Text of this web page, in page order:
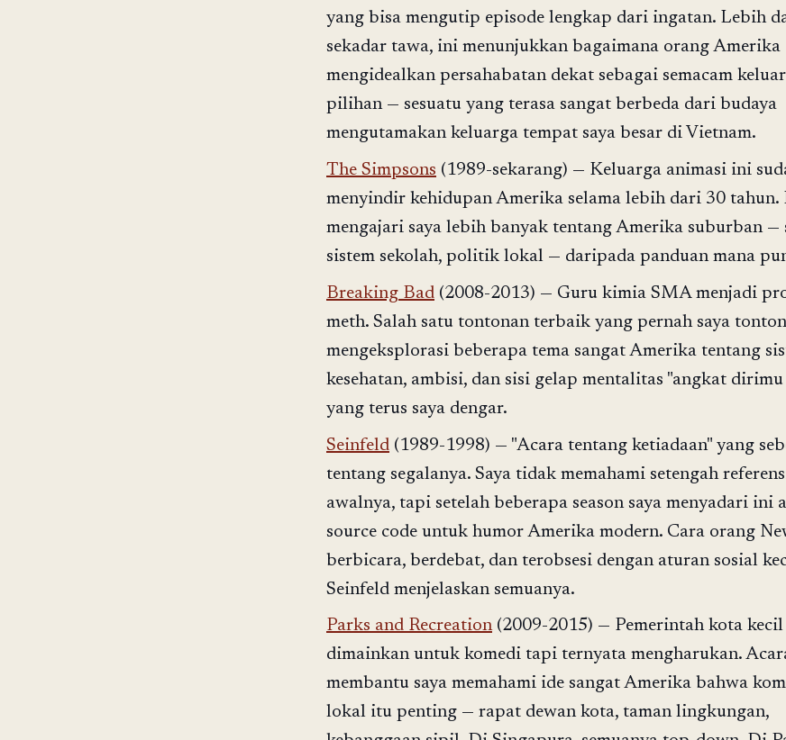
yang bisa mengutip episode lengkap dari ingatan. Lebih
sekadar tawa, ini menunjukkan bagaimana orang Amerika
mengidealkan persahabatan dekat sebagai semacam
pilihan — sesuatu yang terasa sangat berbeda dari budaya
mengutamakan keluarga tempat saya besar di Vietnam.
The Simpsons (1989-sekarang) — Keluarga animasi ini
menyindir kehidupan Amerika selama lebih dari 30 tahun.
mengajari saya lebih banyak tentang Amerika suburban
sistem sekolah, politik lokal — daripada panduan mana
Breaking Bad (2008-2013) — Guru kimia SMA menjadi
meth. Salah satu tontonan terbaik yang pernah saya
mengeksplorasi beberapa tema sangat Amerika tentang
kesehatan, ambisi, dan sisi gelap mentalitas "angkat
yang terus saya dengar.
Seinfeld (1989-1998) — "Acara tentang ketiadaan" yang
tentang segalanya. Saya tidak memahami setengah
awalnya, tapi setelah beberapa season saya menyadari ini
source code untuk humor Amerika modern. Cara orang
berbicara, berdebat, dan terobsesi dengan aturan sosial
Seinfeld menjelaskan semuanya.
Parks and Recreation(2009-2015) — Pemerintah kota
dimainkan untuk komedi tapi ternyata mengharukan.
membantu saya memahami ide sangat Amerika bahwa
lokal itu penting — rapat dewan kota, taman lingkungan,